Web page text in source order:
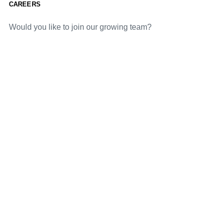
CAREERS
Would you like to join our growing team?